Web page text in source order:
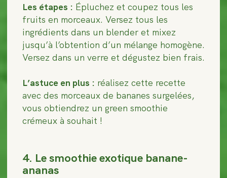
Les étapes : Épluchez et coupez tous les
fruits en morceaux. Versez tous les
ingrédients dans un blender et mixez
jusqu’à l’obtention d’un mélange homogène.
Versez dans un verre et dégustez bien frais‍.
L’astuce en plus : réalisez cette recette
avec des morceaux de bananes surgelées,
vous obtiendrez un green smoothie
crémeux à souhait !
4. Le smoothie exotique banane-
ananas